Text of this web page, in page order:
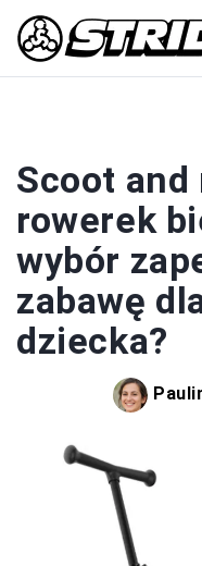
Scoot and
rowerek
wybór
zabawę
dziecka?